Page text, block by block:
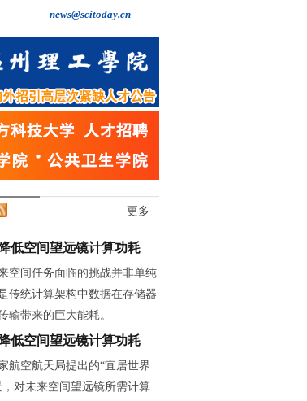
王继红: 做自主创新的“追光者”
news@scitoday.cn
更多
低空间望远镜计算功耗
空间任务面临的挑战并非单纯
传统计算架构中数据在存储器
输带来的巨大能耗。
低空间望远镜计算功耗
航空航天局提出的“宜居世界
对未来空间望远镜所需计算